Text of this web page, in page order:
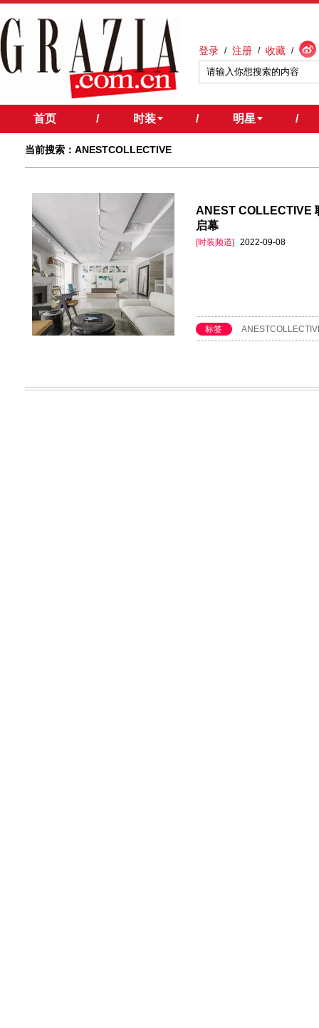
登录 / 注册 / 收藏 /
首页 / 时装 / 明星 /
当前搜索：ANESTCOLLECTIVE
ANEST COLLECTIVE
启幕
[时装频道] 2022-09-08
标签